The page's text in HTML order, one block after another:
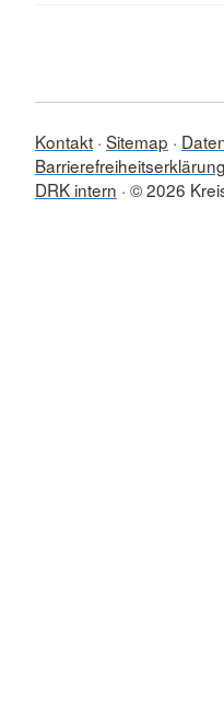
Kontakt Sitemap
Barrierefreiheitserklärung
DRK intern © 2026